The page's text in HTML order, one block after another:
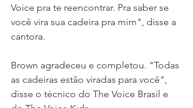
Voice pra te reencontrar. Pra saber se
você vira sua cadeira pra mim", disse a
cantora.
Brown agradeceu e completou. "Todas
as cadeiras estão viradas para você",
disse o técnico do The Voice Brasil e